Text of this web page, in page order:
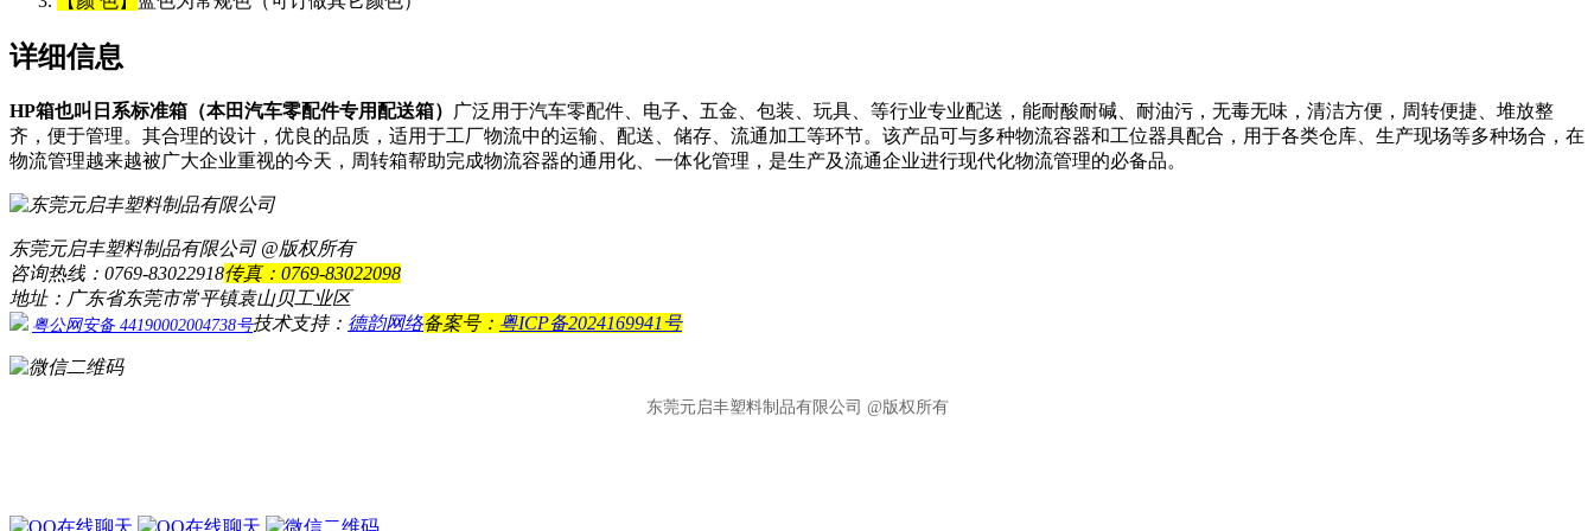
详细信息
HP箱也叫日系标准箱（本田汽车零配件专用配送箱） 广泛用于汽车零配件、电子、 五金、包装、玩具、等行业专业配送，能耐酸耐碱、耐油污，无毒无味，清洁方便，周转便捷、堆放整
齐，便于管理。其合理的设计，优良的品质，适用于工厂物流中的运输、配送、储存、流通加工等环节。该产品可与多种物流容器和工位器具配合，用于各类仓库、生产现场等多种场合，在
物流管理越来越被广大企业重视的今天，周转箱帮助完成物流容器的通用化、一体化管理，是生产及流通企业进行现代化物流管理的必备品。
东莞元启丰塑料制品有限公司 @版权所有
咨询热线：0769-83022918传真：0769-83022098
地址：广东省东莞市常平镇袁山贝工业区
技术支持： 德韵网络备案号： 粤ICP备2024169941号
粤公网安备 44190002004738号
东莞元启丰塑料制品有限公司 @版权所有